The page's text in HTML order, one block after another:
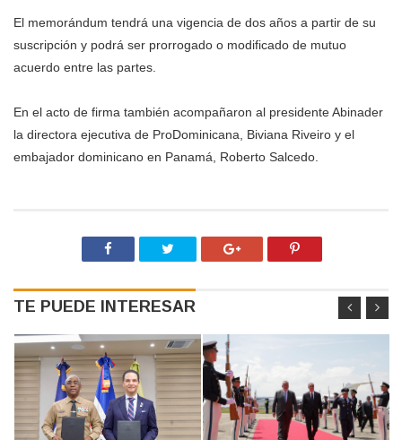
El memorándum tendrá una vigencia de dos años a partir de su
suscripción y podrá ser prorrogado o modificado de mutuo
acuerdo entre las partes.
En el acto de firma también acompañaron al presidente Abinader
la directora ejecutiva de ProDominicana, Biviana Riveiro y el
embajador dominicano en Panamá, Roberto Salcedo.
TE PUEDE INTERESAR